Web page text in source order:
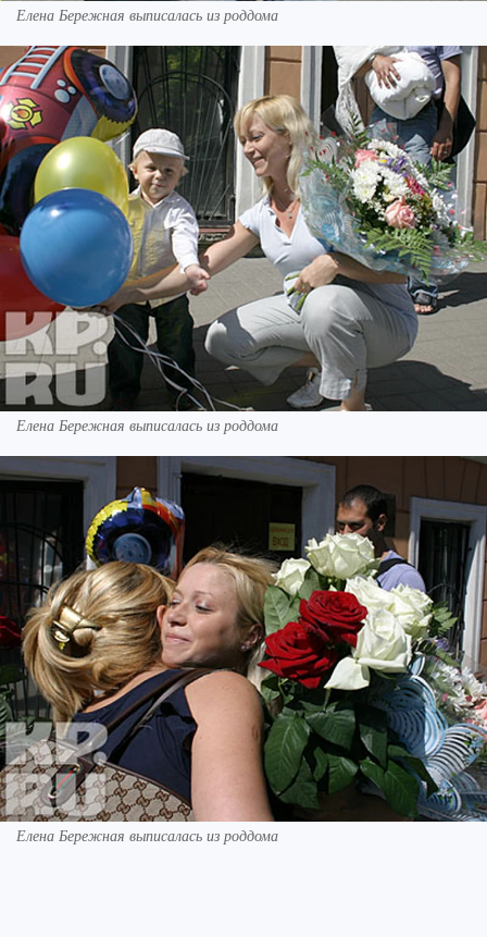
Елена Бережная выписалась из роддома
Елена Бережная выписалась из роддома
Елена Бережная выписалась из роддома